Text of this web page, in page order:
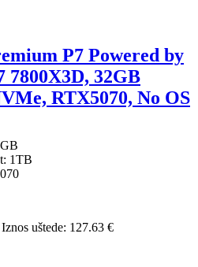
P7 Powered by
7800X3D, 32GB
RTX5070, No OS
1TB
Iznos uštede: 127.63 €